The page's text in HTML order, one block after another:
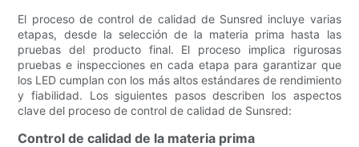
El proceso de control de calidad de Sunsred incluye varias
etapas, desde la selección de la materia prima hasta las
pruebas del producto final. El proceso implica rigurosas
pruebas e inspecciones en cada etapa para garantizar que
los LED cumplan con los más altos estándares de rendimiento
y fiabilidad. Los siguientes pasos describen los aspectos
clave del proceso de control de calidad de Sunsred:
Control de calidad de la materia prima